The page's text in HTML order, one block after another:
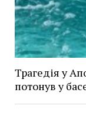
Трагедія у
потонув у